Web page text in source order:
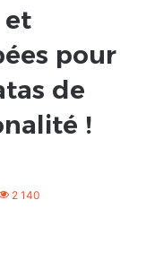
et
pour
de
!
2 140